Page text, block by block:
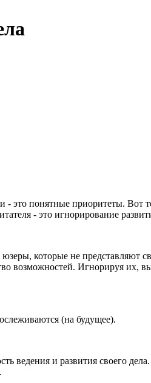
это понятные приоритеты. Вот
- это игнорирование
которые не представляют
возможностей. Игнорируя их,
(на будущее).
и развития своего